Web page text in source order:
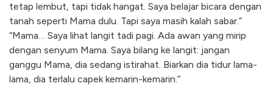
tetap lembut, tapi tidak hangat. Saya belajar bicara dengan
tanah seperti Mama dulu. Tapi saya masih kalah sabar.”
“Mama… Saya lihat langit tadi pagi. Ada awan yang mirip
dengan senyum Mama. Saya bilang ke langit: jangan
ganggu Mama, dia sedang istirahat. Biarkan dia tidur lama-
lama, dia terlalu capek kemarin-kemarin.”